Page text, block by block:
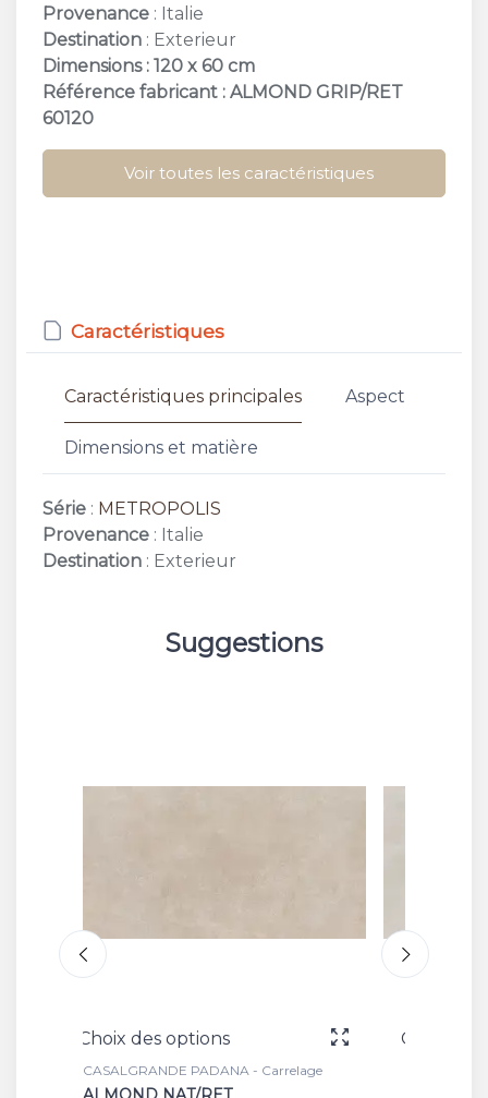
Provenance : Italie
Destination : Exterieur
Dimensions : 120 x 60 cm
Référence fabricant : ALMOND GRIP/RET
60120
Voir toutes les caractéristiques
Caractéristiques
Caractéristiques principales Aspect
Dimensions et matière
Série : METROPOLIS
Provenance : Italie
Destination : Exterieur
Suggestions
Choix des options
CASALGRANDE PADANA - Carrelage